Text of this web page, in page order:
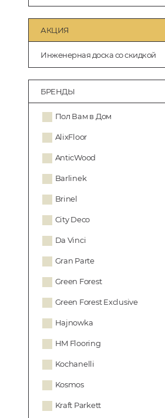
АКЦИЯ
Инженерная доска со скидкой
БРЕНДЫ
Пол Вам в Дом
AlixFloor
AnticWood
Barlinek
Brinel
City Deco
Da Vinci
Gran Parte
Green Forest
Green Forest Exclusive
Hajnowka
HM Flooring
Kochanelli
Kosmos
Kraft Parkett